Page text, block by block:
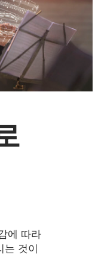
에 따라
는 것이